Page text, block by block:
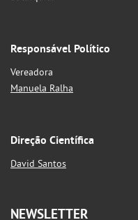
Responsável Político
Vereadora
Manuela Ralha
Direção Científica
David Santos
NEWSLETTER